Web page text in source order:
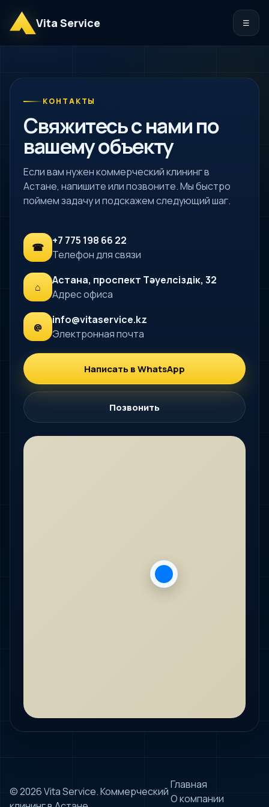
Vita Service ☰
КОНТАКТЫ
Свяжитесь с нами по
вашему объекту
Если вам нужен коммерческий клининг в
Астане, напишите или позвоните. Мы быстро
поймем задачу и подскажем следующий шаг.
☎
+7 775 198 66 22
Телефон для связи
⌂
Астана, проспект Тәуелсіздік, 32
Адрес офиса
@
info@vitaservice.kz
Электронная почта
Написать в WhatsApp
Позвонить
© 2026 Vita Service. Коммерческий
Главная
О компании